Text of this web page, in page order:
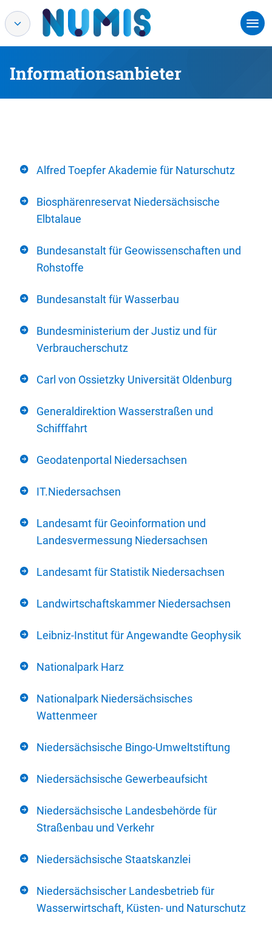
Informationsanbieter
Alfred Toepfer Akademie für Naturschutz
Biosphärenreservat Niedersächsische
Elbtalaue
Bundesanstalt für Geowissenschaften und
Rohstoffe
Bundesanstalt für Wasserbau
Bundesministerium der Justiz und für
Verbraucherschutz
Carl von Ossietzky Universität Oldenburg
Generaldirektion Wasserstraßen und
Schifffahrt
Geodatenportal Niedersachsen
IT.Niedersachsen
Landesamt für Geoinformation und
Landesvermessung Niedersachsen
Landesamt für Statistik Niedersachsen
Landwirtschaftskammer Niedersachsen
Leibniz-Institut für Angewandte Geophysik
Nationalpark Harz
Nationalpark Niedersächsisches
Wattenmeer
Niedersächsische Bingo-Umweltstiftung
Niedersächsische Gewerbeaufsicht
Niedersächsische Landesbehörde für
Straßenbau und Verkehr
Niedersächsische Staatskanzlei
Niedersächsischer Landesbetrieb für
Wasserwirtschaft, Küsten- und Naturschutz